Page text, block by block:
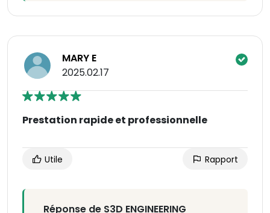
MARY E
2025.02.17
Prestation rapide et professionnelle
Utile Rapport
Réponse de S3D ENGINEERING